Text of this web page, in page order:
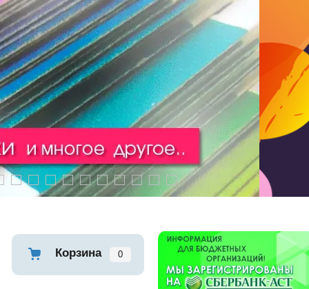
11 12 14 15 16 17 18 20
Корзина 0